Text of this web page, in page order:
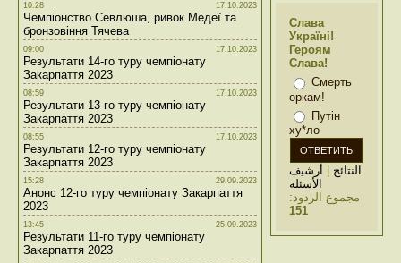
10:28 17.10.2023
Чемпіонство Севлюша, ривок Медеї та
бронзовіння Тячева
09:00 17.10.2023
Результати 14-го туру чемпіонату
Закарпаття 2023
08:59 17.10.2023
Результати 13-го туру чемпіонату
Закарпаття 2023
08:55 17.10.2023
Результати 12-го туру чемпіонату
Закарпаття 2023
15:28 29.09.2023
Анонс 12-го туру чемпіонату Закарпаття
2023
13:45 25.09.2023
Результати 11-го туру чемпіонату
Закарпаття 2023
Слава
Україні!
Героям
Слава!
Смерть
оркам!
Путін
ху*ло
النتائج | أرشيف
الأسئلة
مجموع الردود:
151